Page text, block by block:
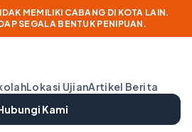
MEMILIKI CABANG DI KOTA LAIN.
SEGALA BENTUK PENIPUAN.
Lokasi UjianArtikel Berita
Kami